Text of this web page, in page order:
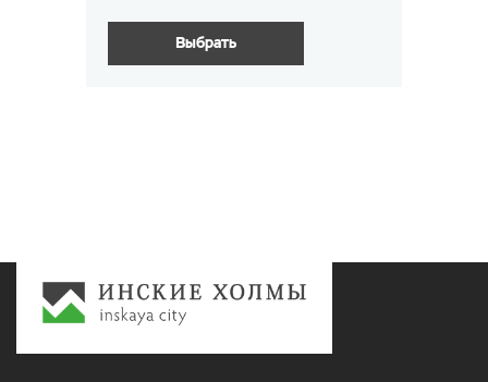
Выбрать